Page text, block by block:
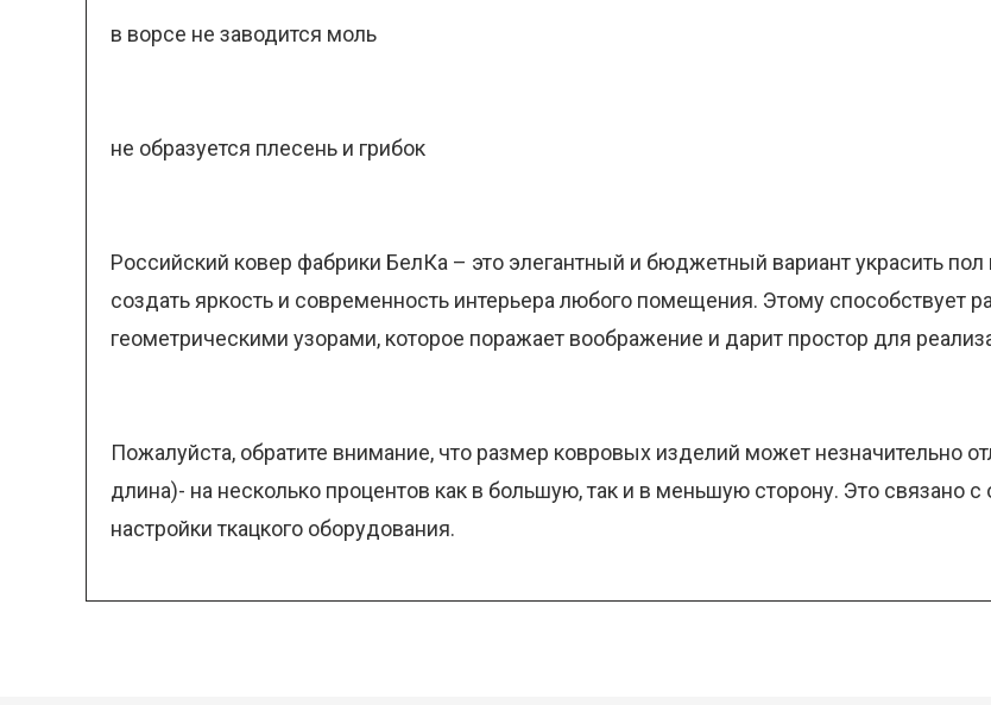
в ворсе не заводится моль
не образуется плесень и грибок
Российский ковер фабрики БелКа – это элегантный и бюджетный вариант украсить
создать яркость и современность интерьера любого помещения. Этому способствует
геометрическими узорами, которое поражает воображение и дарит простор для
Пожалуйста, обратите внимание, что размер ковровых изделий может незначительно
длина)- на несколько процентов как в большую, так и в меньшую сторону. Это связано
настройки ткацкого оборудования.